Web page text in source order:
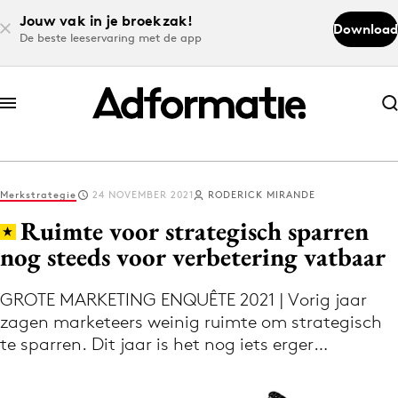
Jouw vak in je broekzak!
De beste leeservaring met de app
Download
Abonneer nu
Abonneer nu
Log in
Volg het laatste nieuws via de Adformatie
Nieuws app
Merkstrategie 24 NOVEMBER 2021 RODERICK MIRANDE
Ruimte voor strategisch sparren
nog steeds voor verbetering vatbaar
GROTE MARKETING ENQUÊTE 2021 | Vorig jaar
zagen marketeers weinig ruimte om strategisch
te sparren. Dit jaar is het nog iets erger…